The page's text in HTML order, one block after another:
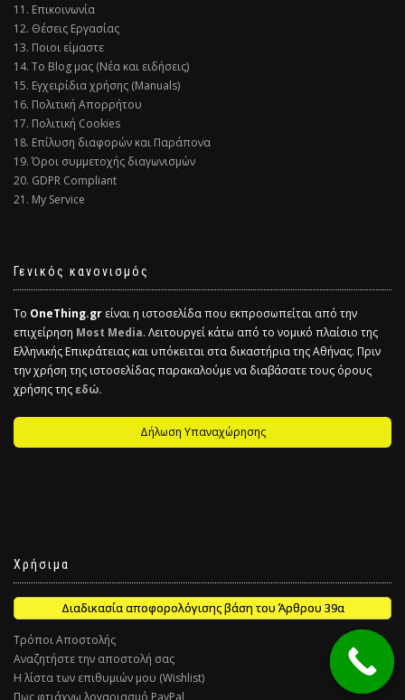
11. Επικοινωνία
12. Θέσεις Εργασίας
13. Ποιοι είμαστε
14. Το Blog μας (Νέα και ειδήσεις)
15. Εγχειρίδια χρήσης (Manuals)
16. Πολιτική Απορρήτου
17. Πολιτική Cookies
18. Επίλυση διαφορών και Παράπονα
19. Όροι συμμετοχής διαγωνισμών
20. GDPR Compliant
21. My Service
Γενικός κανονισμός
Το OneThing.gr είναι η ιστοσελίδα που εκπροσωπείται από την
επιχείρηση Most Media. Λειτουργεί κάτω από το νομικό πλαίσιο της
Ελληνικής Επικράτειας και υπόκειται στα δικαστήρια της Αθήνας. Πριν
την χρήση της ιστοσελίδας παρακαλούμε να διαβάσατε τους όρους
χρήσης τηςεδώ.
Δήλωση Υπαναχώρησης
Χρήσιμα
Διαδικασία αποφορολόγισης βάση του Άρθρου 39α
Τρόποι Αποστολής
Αναζητήστε την αποστολή σας
Η λίστα των επιθυμιών μου (Wishlist)